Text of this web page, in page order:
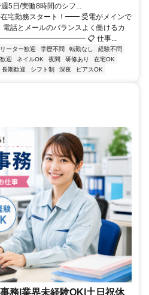
5日/実働8時間のシフ...
宅勤務スタート！━━ 受電がメインで
話とメールのバランスよく働けるカ
━━━━━━━━━━━━━━ 📋 仕事...
ーター歓迎 学歴不問 転勤なし
経験不問
迎 ネイルOK 夜間 研修あり
在宅OK
長期歓迎 シフト制 深夜 ピアスOK
務|業界未経験OK|土日祝休